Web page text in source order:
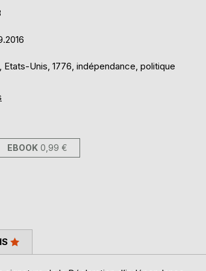
Unis, 1776, indépendance, politique
EBOOK 0,99 €